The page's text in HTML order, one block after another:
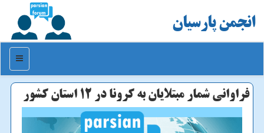
انجمن پارسیان
منو
فراوانی شمار مبتلایان به كرونا در ۱۲ استان كشور